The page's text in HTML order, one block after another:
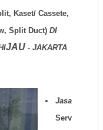
Kaset/ Cassete,
Split Duct) DI
JAU - JAKARTA
Jasa
Serv